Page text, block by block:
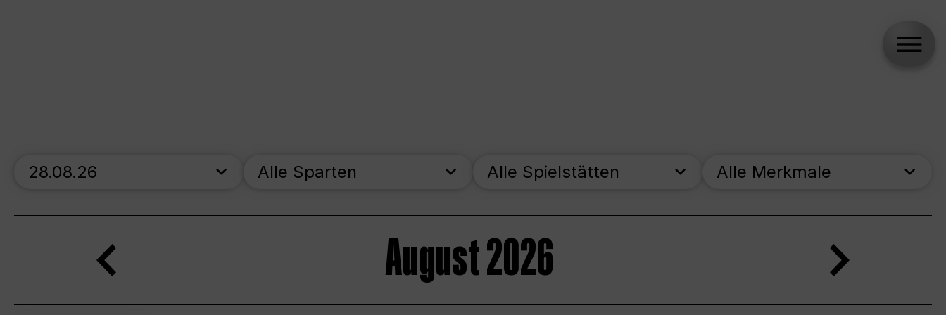
skip_calendar_timeline
Suche
Alle Sparten Alle Spielstätten Alle Merkmale
August 2026